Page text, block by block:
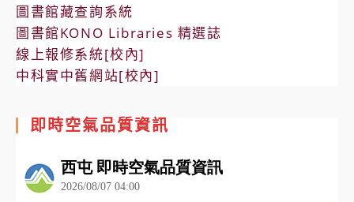
圖書館藏查詢系統
圖書館KONO Libraries 精選誌
線上報修系統[校內]
中科實中舊網站[校內]
即時空氣品質資訊